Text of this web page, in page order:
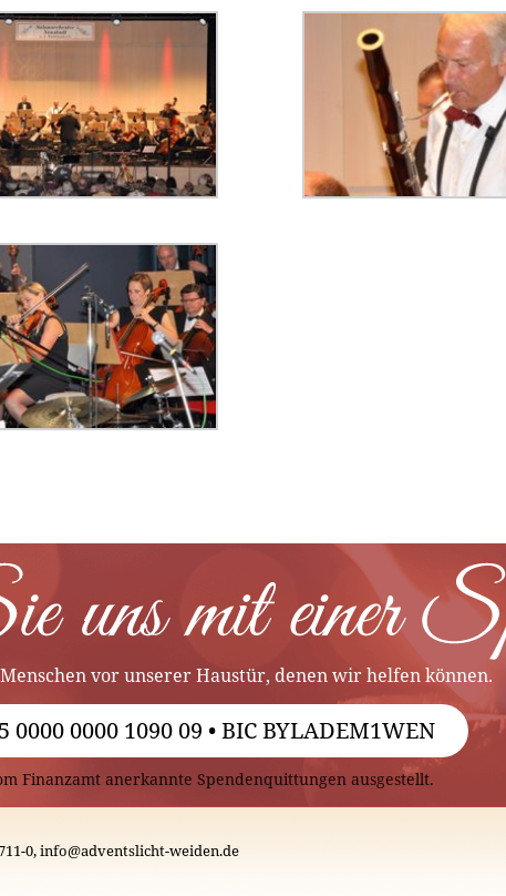
vor unserer Haustür, denen wir helfen können.
0000 1090 09 • BIC BYLADEM1WEN
Finanzamt anerkannte Spendenquittungen ausgestellt.
0, info@adventslicht-weiden.de